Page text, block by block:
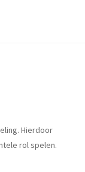
Hierdoor
rol spelen.